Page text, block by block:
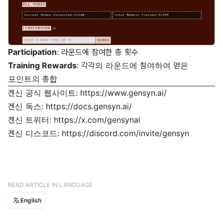
Participation: 라운드에 참여한 총 횟수
Training Rewards: 각각의 라운드에 참여하여 얻은
포인트의 총합
겐신 공식 웹사이트: https://www.gensyn.ai/
겐신 독스: https://docs.gensyn.ai/
겐신 트위터: https://x.com/gensynai
겐신 디스코드: https://discord.com/invite/gensyn
READ ARTICLE IN LANGUAGE
English